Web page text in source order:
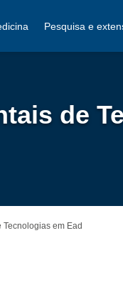
Pesquisa e
de
Tecnologias em Ead